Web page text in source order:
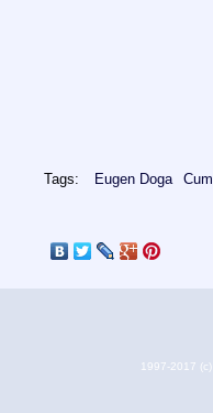
Tags: Eugen Doga
1997-2017